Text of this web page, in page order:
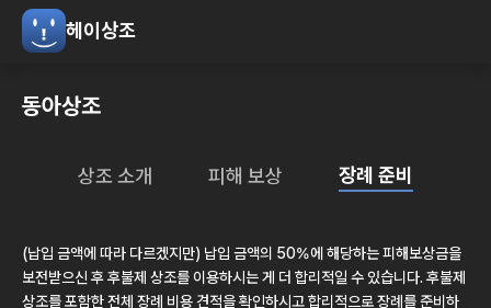
헤이상조
동아상조
상조 소개 피해 보상 장례 준비
(납입 금액에 따라 다르겠지만) 납입 금액의 50%에 해당하는 피해보상금을
보전받으신 후 후불제 상조를 이용하시는 게 더 합리적일 수 있습니다. 후불제
상조를 포함한 전체 장례 비용 견적을 확인하시고 합리적으로 장례를 준비하